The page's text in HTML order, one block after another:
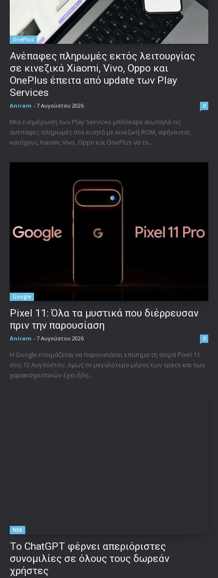
OnePlus
Ανέπαφες πληρωμές εκτός λειτουργίας
σε κινεζικά Xiaomi, Vivo, Oppo και
OnePlus έπειτα από update των Play
Services
Aniram - 7 Αυγούστου 2026 0
Μια ενημέρωση των Play Services μπλόκαρε σιωπηλά τις
ανέπαφες πληρωμές στα κινητά με κινεζική ROM, αφήνοντας
κατόχους Xiaomi, Vivo, Oppo και OnePlus να το...
Google
Pixel 11: Όλα τα μυστικά που διέρρευσαν
πριν την παρουσίαση
Aniram - 7 Αυγούστου 2026 0
Η Google ετοιμάζεται να παρουσιάσει επίσημα τη σειρά Pixel 11
στις 12 Αυγούστου, όμως το μεγαλύτερο μέρος των specs και των
χαρακτηριστικών έχει ήδη...
ΝΕΑ
Το ChatGPT φέρνει απεριόριστες
συνομιλίες σε όλους τους δωρεάν
χρήστες